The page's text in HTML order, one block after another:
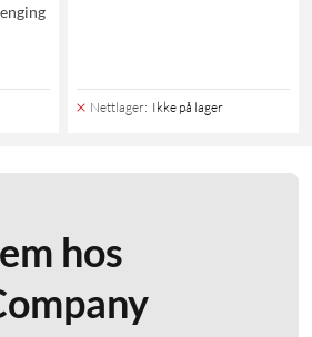
Nettlager: Ikke på lager
hos